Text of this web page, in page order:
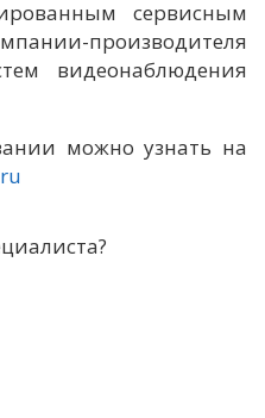
сервисным
производителя
видеонаблюдения
можно узнать на